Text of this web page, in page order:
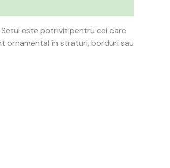
este potrivit pentru cei care
ornamental în straturi, borduri sau